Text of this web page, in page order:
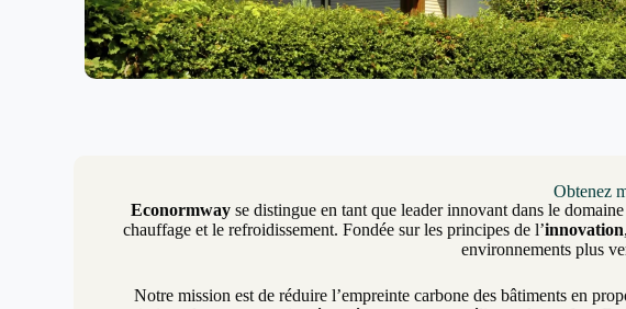
Obtenez
Econormwayse distingue en tant que leader innovant dans le
chauffage et le refroidissement. Fondée sur les principes de l’innovation
environnements plus
Notre mission est de réduire l’empreinte carbone des bâtiments en